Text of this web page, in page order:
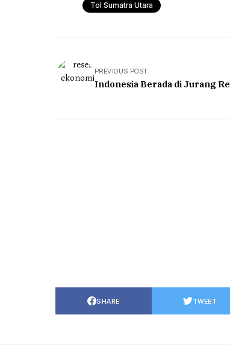
Tol Sumatra Utara
PREVIOUS POST
Indonesia Berada di Jurang
SHARE TWEET